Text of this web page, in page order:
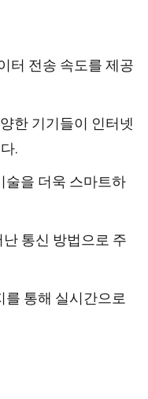
터 전송 속도를 제공
한 기기들이 인터넷
.
을 더욱 스마트하
통신 방법으로 주
를 통해 실시간으로